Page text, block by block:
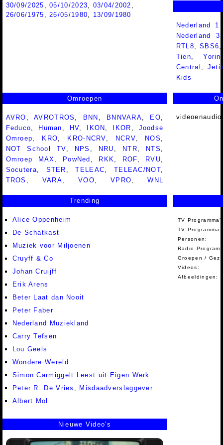
30/09/2025 ,05/10/2023, 03/04/2002 ,
26/06/1975 ,26/05/1980, 13/09/1980
Nederland
Nederland
RTL8,SBS6
Tien,Yorin
Central ,
Kids
Omroepen
AVRO ,AVROTROS , BNN , BNNVARA, EO,
Feduco, Human , HV, IKON , IKOR , Joodse
Omroep, KRO, KRO-NCRV, NCRV, NOS ,
NOT School TV, NPS , NRU , NTR, NTS ,
Omroep MAX, PowNed , RKK, ROF, RVU,
Socutera, STER ,TELEAC, TELEAC/NOT,
TROS , VARA,VOO,VPRO,WNL
Trending
Alice Oppenheim
De Schatkast
Muziek voor Miljoenen
Cruyff & Co
Johan Cruijff
Erik Arens
Beter Laat dan Nooit
Peter Faber
Nederland Muziekland
Carry Tefsen
Lou Geels
Wondere Wereld
Simon Carmiggelt Leest uit Eigen Werk
Peter R. De Vries, Misdaadverslaggever
Albert Mol
TV
TV Programma
Personen:
Radio
Groepen /
Videos:
Afbeeldingen:
Nieuwe Video's